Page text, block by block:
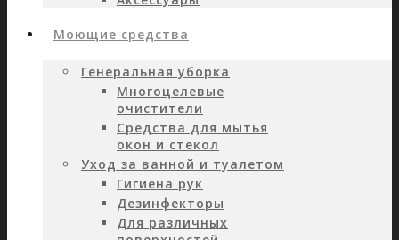
Моющие средства
Генеральная уборка
Многоцелевые
очистители
Средства для мытья
окон и стекол
Уход за ванной и туалетом
Гигиена рук
Дезинфекторы
Для различных